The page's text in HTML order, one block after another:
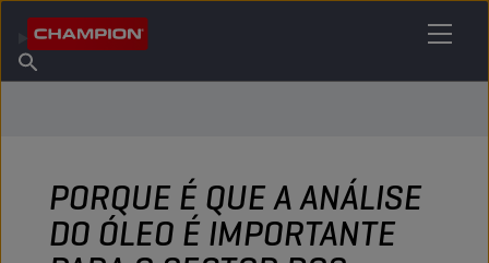
Sobre a Champion
Encontrar ponto de venda
PORQUE É QUE A ANÁLISE
DO ÓLEO É IMPORTANTE